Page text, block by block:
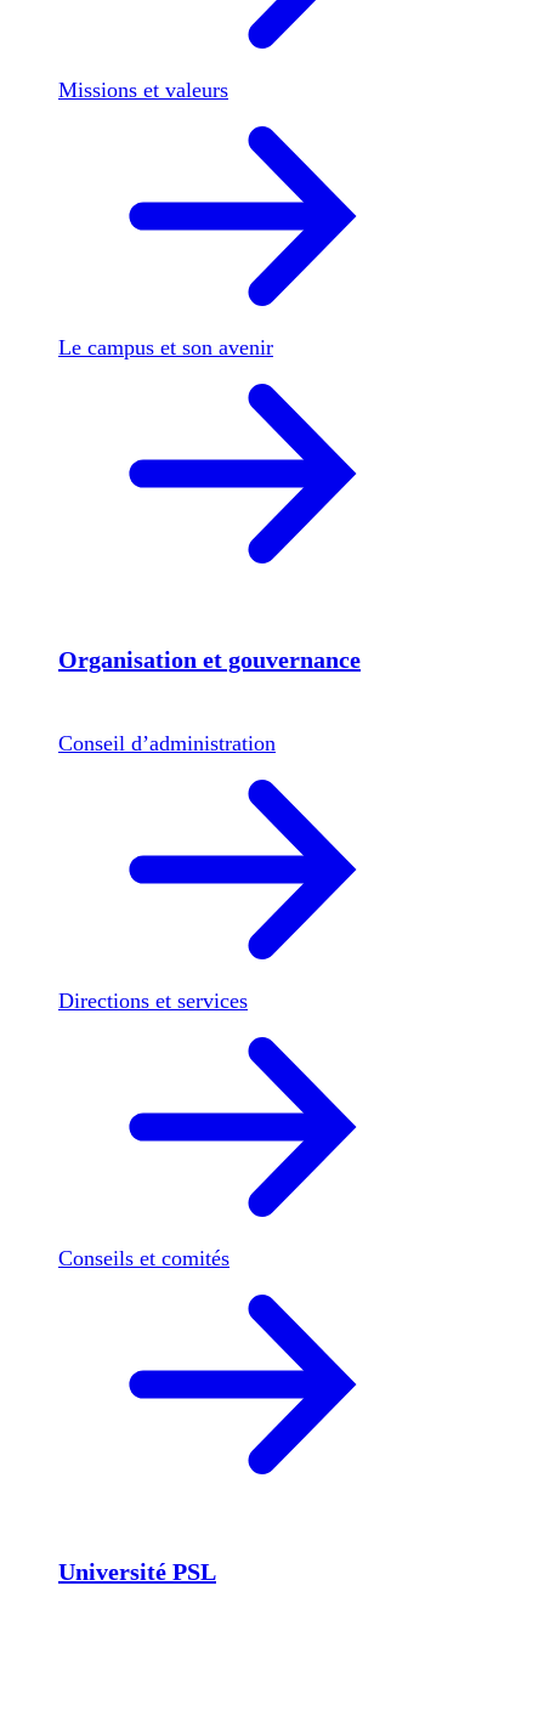
Missions et valeurs
Le campus et son avenir
Organisation et gouvernance
Conseil d’administration
Directions et services
Conseils et comités
Université PSL